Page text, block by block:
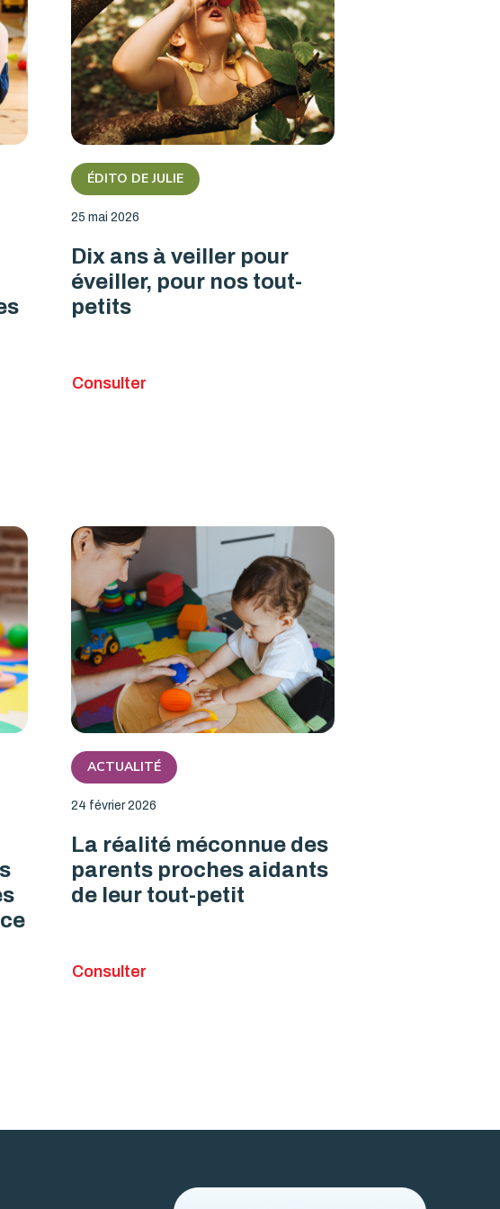
ÉDITO DE JULIE
25 mai 2026
Dix ans à veiller pour
éveiller, pour nos tout-
petits
Consulter
ACTUALITÉ
24 février 2026
La réalité méconnue des
parents proches aidants
de leur tout-petit
Consulter